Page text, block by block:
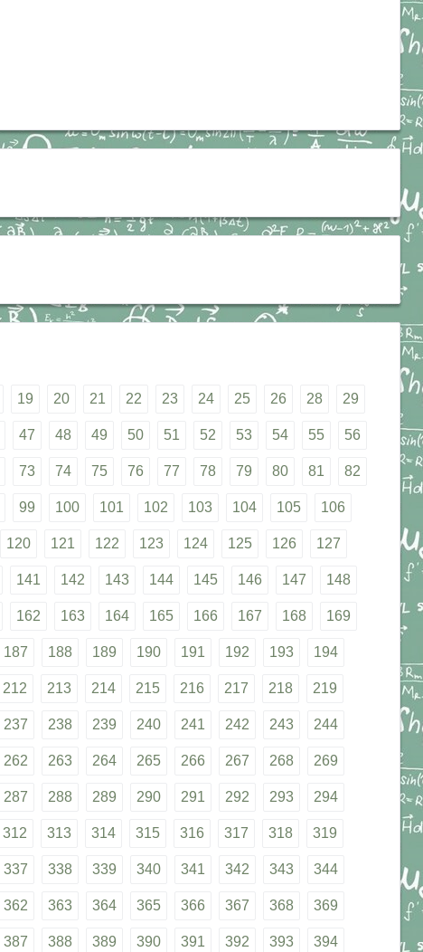
19 20 21 22 23 24 25 26 28 29
47 48 49 50 51 52 53 54 55 56
73 74 75 76 77 78 79 80 81 82
99 100 101 102 103 104 105 106
120 121 122 123 124 125 126 127
141 142 143 144 145 146 147 148
162 163 164 165 166 167 168 169
187 188 189 190 191 192 193 194
212 213 214 215 216 217 218 219
237 238 239 240 241 242 243 244
262 263 264 265 266 267 268 269
287 288 289 290 291 292 293 294
312 313 314 315 316 317 318 319
337 338 339 340 341 342 343 344
362 363 364 365 366 367 368 369
387 388 389 390 391 392 393 394